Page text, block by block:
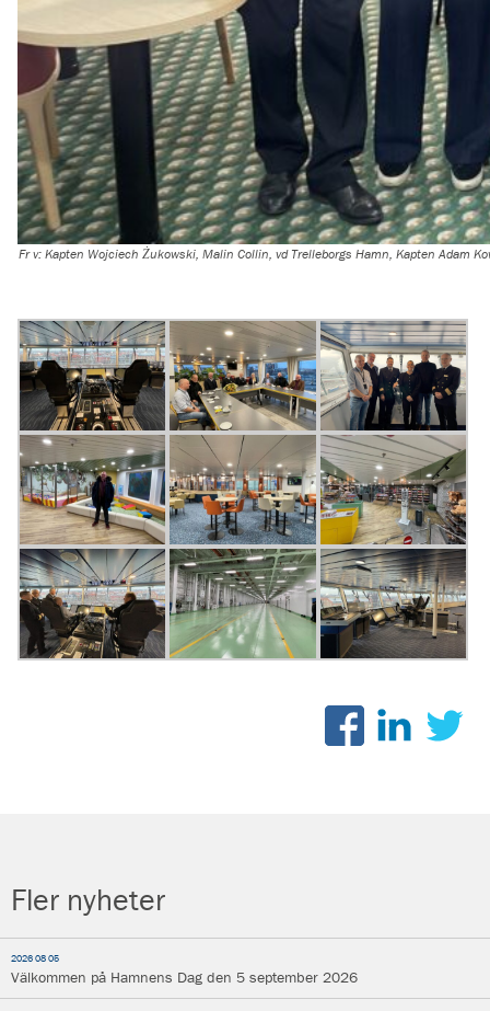
Fler nyheter
2026 08 05
Välkommen på Hamnens Dag den 5 september 2026
Fr v: Kapten Wojciech Żukowski, Malin Collin, vd Trelleborgs Hamn, Kapten Adam